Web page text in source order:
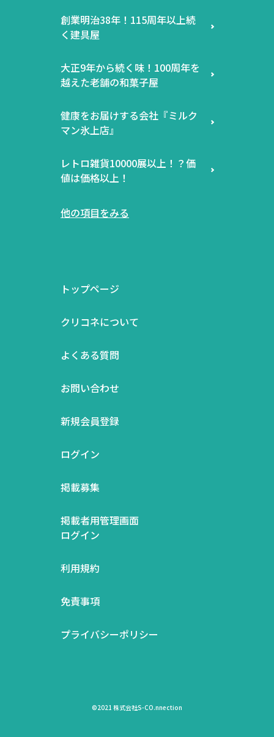
創業明治38年！115周年以上続
く建具屋
大正9年から続く味！100周年を
越えた老舗の和菓子屋
健康をお届けする会社『ミルク
マン氷上店』
レトロ雑貨10000展以上！？価
値は価格以上！
他の項目をみる
トップページ
クリコネについて
よくある質問
お問い合わせ
新規会員登録
ログイン
掲載募集
掲載者用管理画面
ログイン
利用規約
免責事項
プライバシーポリシー
©2021 株式会社S-CO.nnection